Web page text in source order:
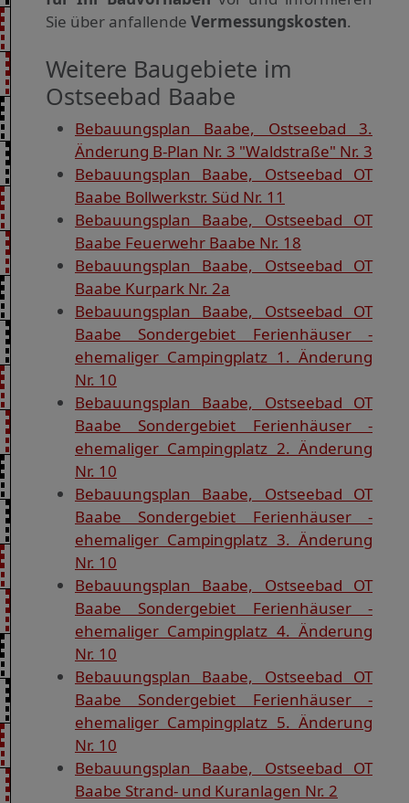
Sie über anfallende Vermessungskosten.
Weitere Baugebiete im
Ostseebad Baabe
Bebauungsplan Baabe, Ostseebad 3.
Änderung B-Plan Nr. 3 "Waldstraße" Nr. 3
Bebauungsplan Baabe, Ostseebad OT
Baabe Bollwerkstr. Süd Nr. 11
Bebauungsplan Baabe, Ostseebad OT
Baabe Feuerwehr Baabe Nr. 18
Bebauungsplan Baabe, Ostseebad OT
Baabe Kurpark Nr. 2a
Bebauungsplan Baabe, Ostseebad OT
Baabe Sondergebiet Ferienhäuser -
ehemaliger Campingplatz 1. Änderung
Nr. 10
Bebauungsplan Baabe, Ostseebad OT
Baabe Sondergebiet Ferienhäuser -
ehemaliger Campingplatz 2. Änderung
Nr. 10
Bebauungsplan Baabe, Ostseebad OT
Baabe Sondergebiet Ferienhäuser -
ehemaliger Campingplatz 3. Änderung
Nr. 10
Bebauungsplan Baabe, Ostseebad OT
Baabe Sondergebiet Ferienhäuser -
ehemaliger Campingplatz 4. Änderung
Nr. 10
Bebauungsplan Baabe, Ostseebad OT
Baabe Sondergebiet Ferienhäuser -
ehemaliger Campingplatz 5. Änderung
Nr. 10
Bebauungsplan Baabe, Ostseebad OT
Baabe Strand- und Kuranlagen Nr. 2